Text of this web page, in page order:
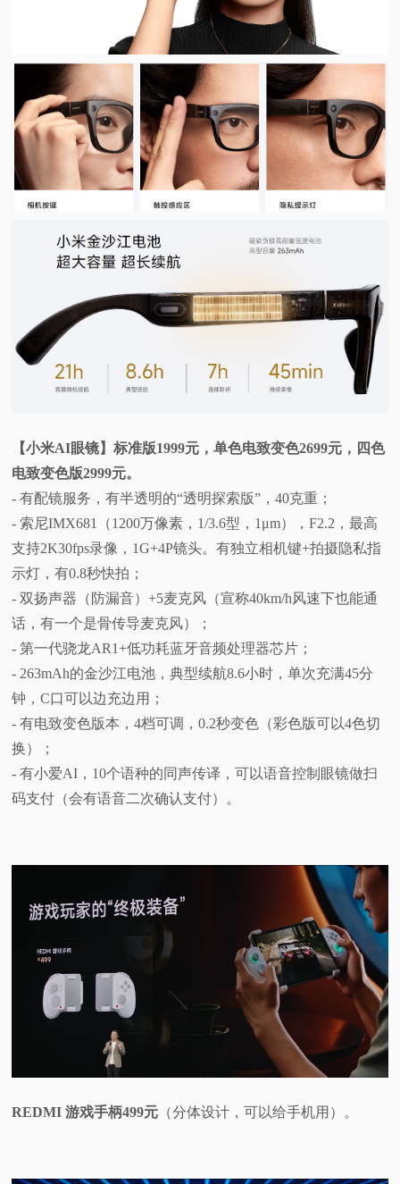
【小米AI眼镜】标准版1999元，单色电致变色2699元，四色
电致变色版2999元。
- 有配镜服务，有半透明的“透明探索版”，40克重；
- 索尼IMX681（1200万像素，1/3.6型，1μm），F2.2，最高
支持2K30fps录像，1G+4P镜头。有独立相机键+拍摄隐私指
示灯，有0.8秒快拍；
- 双扬声器（防漏音）+5麦克风（宣称40km/h风速下也能通
话，有一个是骨传导麦克风）；
- 第一代骁龙AR1+低功耗蓝牙音频处理器芯片；
- 263mAh的金沙江电池，典型续航8.6小时，单次充满45分
钟，C口可以边充边用；
- 有电致变色版本，4档可调，0.2秒变色（彩色版可以4色切
换）；
- 有小爱AI，10个语种的同声传译，可以语音控制眼镜做扫
码支付（会有语音二次确认支付）。
REDMI 游戏手柄499元 （分体设计，可以给手机用）。